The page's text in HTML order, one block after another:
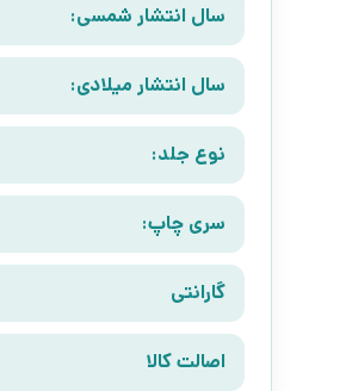
سال انتشار شمسی:
سال انتشار میلادی:
نوع جلد:
سری چاپ:
گارانتی
اصالت کالا